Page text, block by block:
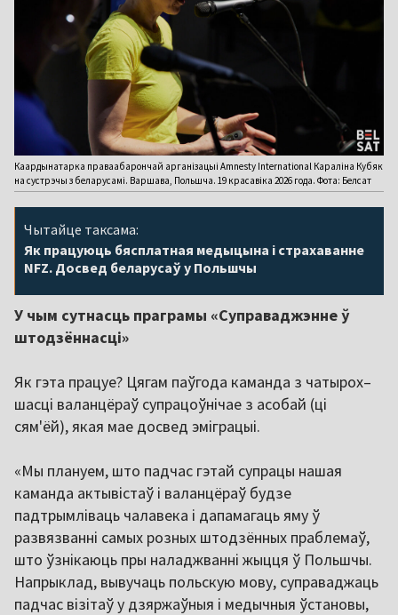
Каардынатарка праваабарончай арганізацыі Amnesty International Караліна Кубяк
на сустрэчы з беларусамі. Варшава, Польшча. 19 красавіка 2026 года. Фота: Белсат
Чытайце таксама:
Як працуюць бясплатная медыцына і страхаванне
NFZ. Досвед беларусаў у Польшчы
У чым сутнасць праграмы «Суправаджэнне ў
штодзённасці»
Як гэта працуе? Цягам паўгода каманда з чатырох–
шасці валанцёраў супрацоўнічае з асобай (ці
сям'ёй), якая мае досвед эміграцыі.
«Мы плануем, што падчас гэтай супрацы нашая
каманда актывістаў і валанцёраў будзе
падтрымліваць чалавека і дапамагаць яму ў
развязванні самых розных штодзённых праблемаў,
што ўзнікаюць пры наладжванні жыцця ў Польшчы.
Напрыклад, вывучаць польскую мову, суправаджаць
падчас візітаў у дзяржаўныя і медычныя ўстановы,